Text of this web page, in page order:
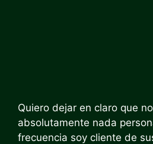
Quiero dejar en claro que
absolutamente nada
frecuencia soy cliente de